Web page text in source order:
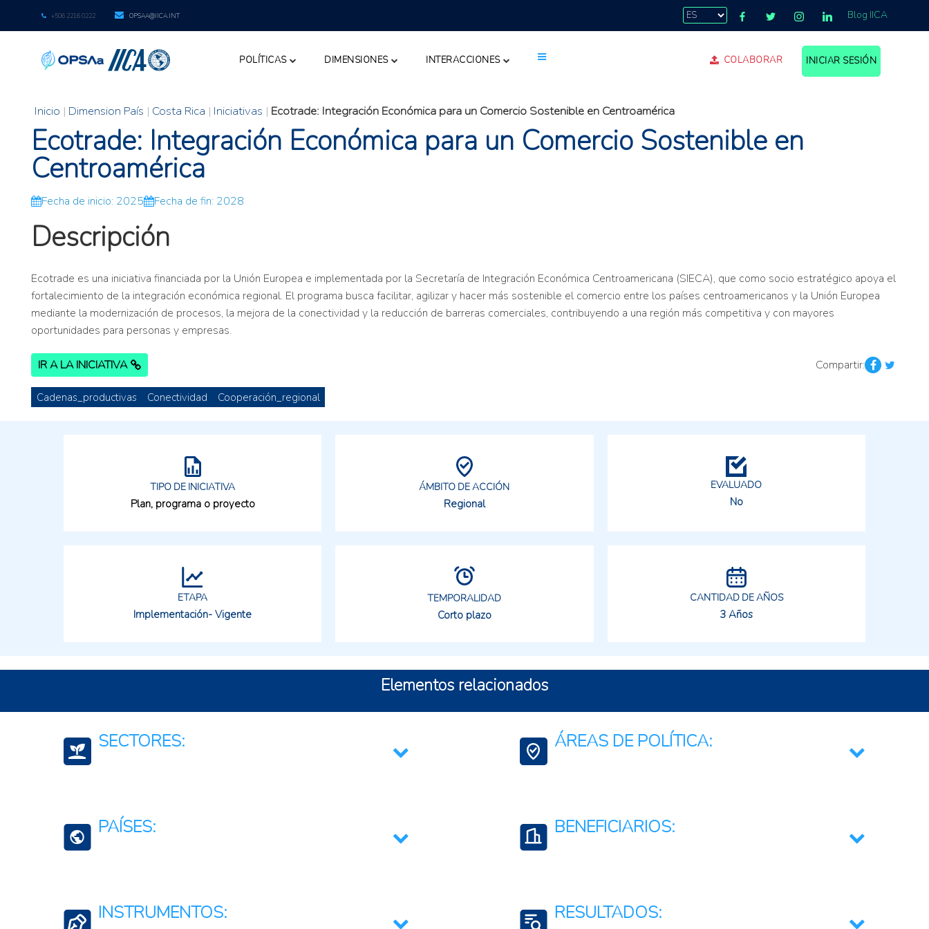
+506 2216 0222 OPSAA@IICA.INT Blog IICA
POLÍTICAS DIMENSIONES INTERACCIONES COLABORAR INICIAR SESIÓN
Inicio | Dimension País | Costa Rica | Iniciativas | Ecotrade: Integración Económica para un Comercio Sostenible en Centroamérica
Ecotrade: Integración Económica para un Comercio Sostenible en
Centroamérica
Fecha de inicio: 2025 Fecha de fin: 2028
Descripción
Ecotrade es una iniciativa financiada por la Unión Europea e implementada por la Secretaría de Integración Económica Centroamericana (SIECA), que como socio estratégico apoya el
fortalecimiento de la integración económica regional. El programa busca facilitar, agilizar y hacer más sostenible el comercio entre los países centroamericanos y la Unión Europea
mediante la modernización de procesos, la mejora de la conectividad y la reducción de barreras comerciales, contribuyendo a una región más competitiva y con mayores
oportunidades para personas y empresas.
IR A LA INICIATIVA Compartir:
Cadenas_productivas Conectividad Cooperación_regional
TIPO DE INICIATIVA
Plan, programa o proyecto
ÁMBITO DE ACCIÓN
Regional
EVALUADO
No
ETAPA
Implementación- Vigente
TEMPORALIDAD
Corto plazo
CANTIDAD DE AÑOS
3 Años
Elementos relacionados
SECTORES:
Movilidad, Servicios o Logística de Transporte
Organización y gestión empresarial
ÁREAS DE POLÍTICA:
PAÍSES:
Guatemala
BENEFICIARIOS:
Exportadores
INSTRUMENTOS: RESULTADOS: